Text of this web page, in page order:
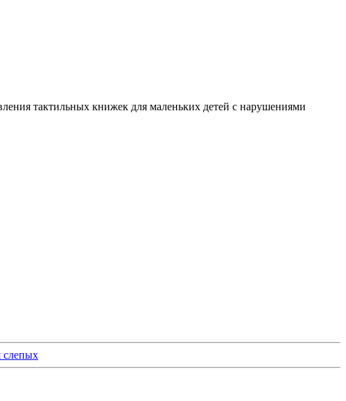
тактильных книжек для маленьких детей с нарушениями